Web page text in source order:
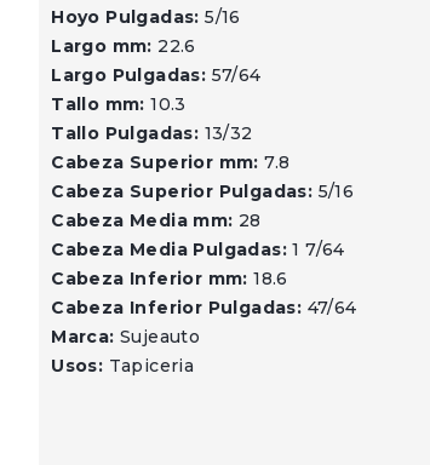
Hoyo Pulgadas:5/16
Largo mm: 22.6
Largo Pulgadas: 57/64
Tallo mm:10.3
Tallo Pulgadas: 13/32
Cabeza Superior mm:7.8
Cabeza Superior Pulgadas: 5/16
Cabeza Media mm: 28
Cabeza Media Pulgadas:1 7/64
Cabeza Inferior mm:18.6
Cabeza Inferior Pulgadas: 47/64
Marca: Sujeauto
Usos: Tapiceria